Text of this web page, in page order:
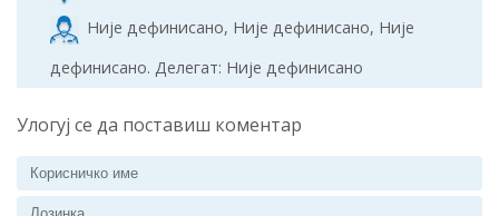
Није дефинисано, Није дефинисано, Није
дефинисано. Делегат: Није дефинисано
Улогуј се да поставиш коментар